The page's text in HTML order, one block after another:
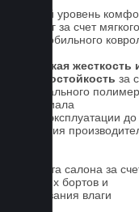
Новый уровень
для ног за счет мягкого
автомобильного
Высокая жесткость
износостойкость за
специального
материала
Срок эксплуатации
Гарантия
Чистота салона за
высоких бортов и
впитывания влаги